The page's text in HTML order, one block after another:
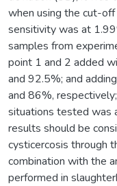
when using the cut-
sensitivity was at
samples from
point 1 and 2 added
and 92.5%; and
and 86%,
situations tested was
results should be
cysticercosis through
combination with the
performed in